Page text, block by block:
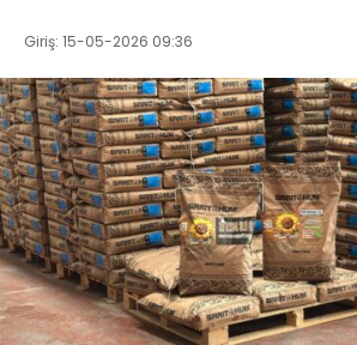
Giriş: 15-05-2026 09:36